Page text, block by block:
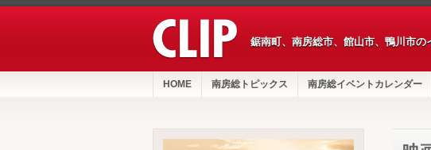
鋸南町、南房総市、館山市、鴨川市の
HOME 南房総トピックス 南房総イベントカレンダー